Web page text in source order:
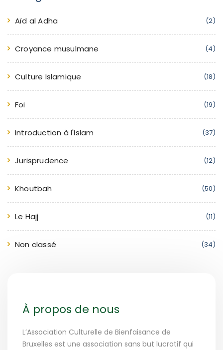
Aïd al Adha (2)
Croyance musulmane (4)
Culture Islamique (18)
Foi (19)
Introduction à l'Islam (37)
Jurisprudence (12)
Khoutbah (50)
Le Hajj (11)
Non classé (34)
À propos de nous
L’Association Culturelle de Bienfaisance de
Bruxelles est une association sans but lucratif qui